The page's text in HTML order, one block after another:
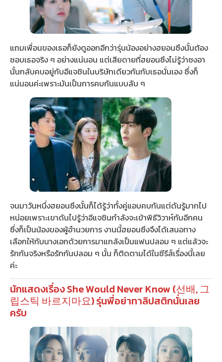
แถมเพื่อนของเธอก็ยังดูออกอีกว่ารุ่นน้องอย่างฮยอนซึงนั้นต้อง
ชอบเธอจริง ๆ อย่างแน่นอน แต่เสียดายที่ฮยอนซึงไม่รู้ว่าซงอา
นั้นกลับคบอยู่กับอีแจชินในบริษัทเดียวกันกับเธอนั่นเอง ซึ่งก็
แน่นอนค่ะเพราะมันเป็นการคบกันแบบลับ ๆ
จนมาวันหนึ่งฮยอนซึงนั้นก็ได้รู้ว่าทั้งคู่แอบคบกันแต่ดันรู้มากไป
หน่อยเพราะเขาดันไปรู้ว่าอีแจชินกำลังจะเข้าพิธีวิวาห์กับอีกคน
ซึ่งก็เป็นน้องของผู้อำนวยการ งานนี้ฮยอนซึงจึงได้เสนอทาง
เลือกให้กับนางเอกด้วยการมาแกล้งเป็นแฟนปลอม ๆ แต่แล้วจะ
รักกันจริงหรือรักกันปลอม ๆ นั้น ก็ติดตามได้ในซีรีส์เรื่องนี้เลย
ค่ะ
นักแสดงเรื่อง She Would Never Know (선배, 그
립스틱 바르지마요) รุ่นพี่อย่าทาลิปสติกนั่นเลย
ครับ